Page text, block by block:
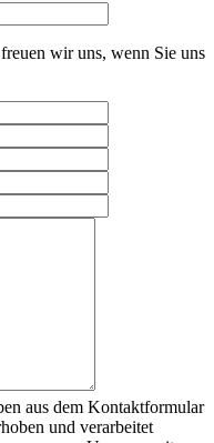
wir uns, wenn Sie uns
aus dem Kontaktformular
und verarbeitet